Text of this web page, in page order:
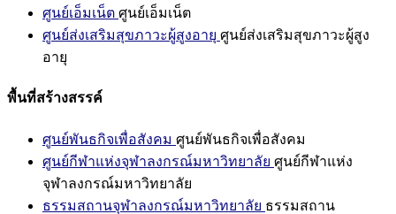
ศูนย์เอ็มเน็ต ศูนย์เอ็มเน็ต
ศูนย์ส่งเสริมสุขภาวะผู้สูงอายุ ศูนย์ส่งเสริมสุขภาวะผู้สูง
อายุ
พื้นที่สร้างสรรค์
ศูนย์พันธกิจเพื่อสังคม ศูนย์พันธกิจเพื่อสังคม
ศูนย์กีฬาแห่งจุฬาลงกรณ์มหาวิทยาลัย ศูนย์กีฬาแห่ง
จุฬาลงกรณ์มหาวิทยาลัย
ธรรมสถานจุฬาลงกรณ์มหาวิทยาลัย ธรรมสถาน